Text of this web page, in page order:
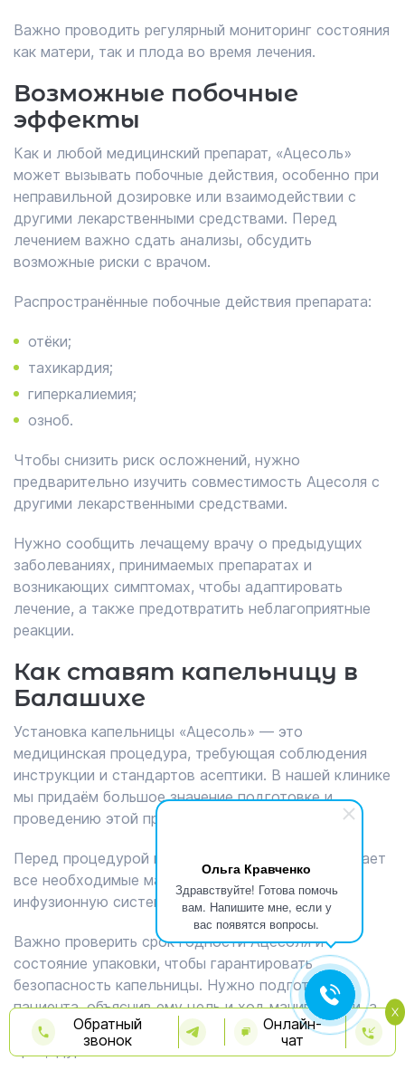
Ольга Кравченко
Здравствуйте! Готова помочь
вам. Напишите мне, если у
вас появятся вопросы.
Важно проводить регулярный мониторинг состояния
как матери, так и плода во время лечения.
Возможные побочные
эффекты
Как и любой медицинский препарат, «Ацесоль»
может вызывать побочные действия, особенно при
неправильной дозировке или взаимодействии с
другими лекарственными средствами. Перед
лечением важно сдать анализы, обсудить
возможные риски с врачом.
Распространённые побочные действия препарата:
отёки;
тахикардия;
гиперкалиемия;
озноб.
Чтобы снизить риск осложнений, нужно
предварительно изучить совместимость Ацесоля с
другими лекарственными средствами.
Нужно сообщить лечащему врачу о предыдущих
заболеваниях, принимаемых препаратах и
возникающих симптомах, чтобы адаптировать
лечение, а также предотвратить неблагоприятные
реакции.
Как ставят капельницу в
Балашихе
Установка капельницы «Ацесоль» — это
медицинская процедура, требующая соблюдения
инструкции и стандартов асептики. В нашей клинике
мы придаём большое значение подготовке и
проведению этой процедуры.
Перед процедурой медицинский работник собирает
все необходимые материалы: сам препарат,
инфузионную систему, антисептики и другое.
Важно проверить срок годности Ацесоля и
состояние упаковки, чтобы гарантировать
безопасность капельницы. Нужно подготовить
пациента, объяснив ему цель и ход манипуляции, а
также получить его согласие на выполнение
процедуры.
Обратный
звонок
Онлайн-
чат